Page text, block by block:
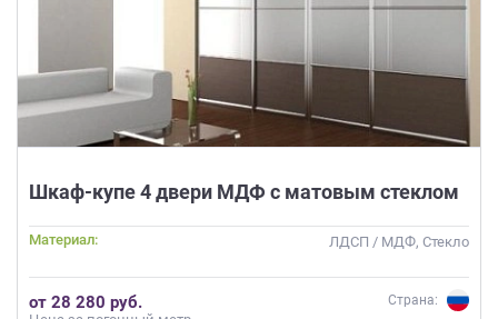
Шкаф-купе 4 двери МДФ с матовым стеклом
Материал: ЛДСП / МДФ, Стекло
от 28 280 руб. Страна: